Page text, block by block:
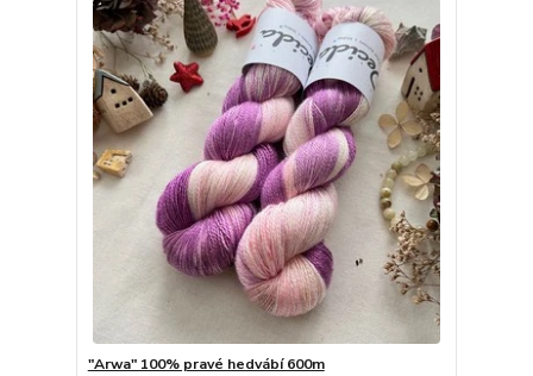
"Arwa" 100% pravé hedvábí 600m